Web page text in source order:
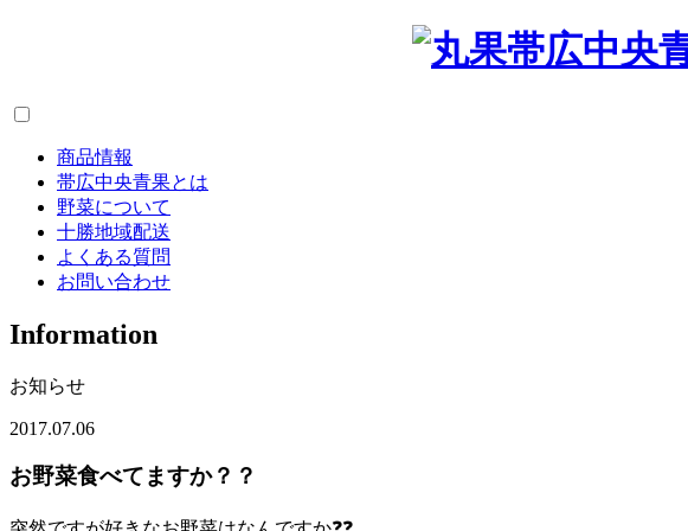
商品情報
帯広中央青果とは
野菜について
十勝地域配送
よくある質問
お問い合わせ
Information
お知らせ
2017.07.06
お野菜食べてますか？？